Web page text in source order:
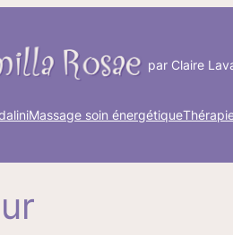
par Claire
Massage soin énergétique